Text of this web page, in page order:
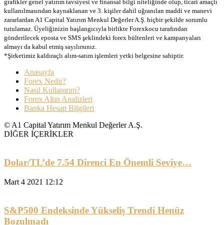
grafikler genel yatırım tavsiyesi ve finansal bilgi niteliğinde olup, ticari amaçlı
kullanılmasından kaynaklanan ve 3. kişiler dahil uğranılan maddi ve manevi
zararlardan A1 Capital Yatırım Menkul Değerler A.Ş. hiçbir şekilde sorumlu
tutulamaz. Üyeliğinizin başlangıcıyla birlikte Forexkocu tarafından
gönderilecek eposta ve SMS şeklindeki forex bültenleri ve kampanyaları
almayı da kabul etmiş sayılırsınız.
*Şirketimiz kaldıraçlı alım-satım işlemleri yetki belgesine sahiptir.
Anasayfa
Forex Nedir?
Nasıl Kullanırım?
Forex Altın Analizleri
Banka Hesap Bilgileri
© A1 Capital Yatırım Menkul Değerler A.Ş.
DİĞER İÇERİKLER
Dolar/TL’de 7.54 Direnci En Önemli Seviye…
Mart 4 2021 12:12
S&P500 Endeksinde Yükseliş Trendi Henüz
Bozulmadı